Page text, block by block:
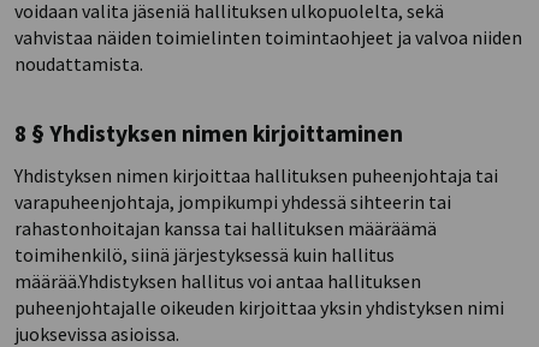
voidaan valita jäseniä hallituksen ulkopuolelta, sekä
vahvistaa näiden toimielinten toimintaohjeet ja valvoa niiden
noudattamista.
8 § Yhdistyksen nimen kirjoittaminen
Yhdistyksen nimen kirjoittaa hallituksen puheenjohtaja tai
varapuheenjohtaja, jompikumpi yhdessä sihteerin tai
rahastonhoitajan kanssa tai hallituksen määräämä
toimihenkilö, siinä järjestyksessä kuin hallitus
määrää.Yhdistyksen hallitus voi antaa hallituksen
puheenjohtajalle oikeuden kirjoittaa yksin yhdistyksen nimi
juoksevissa asioissa.